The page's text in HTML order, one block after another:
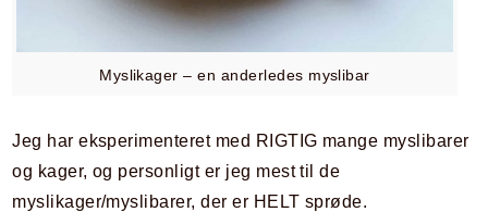
Myslikager – en anderledes myslibar
Jeg har eksperimenteret med RIGTIG mange myslibarer
og kager, og personligt er jeg mest til de
myslikager/myslibarer, der er HELT sprøde.